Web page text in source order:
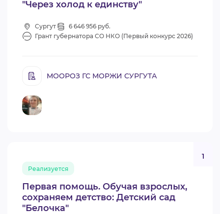
"Через холод к единству"
Сургут
6 646 956 руб.
Грант губернатора СО НКО (Первый конкурс 2026)
МООРОЗ ГС МОРЖИ СУРГУТА
Первая помощь. Обучая взрослых,
сохраняем детство: Детский сад
"Белочка"
Реализуется
1